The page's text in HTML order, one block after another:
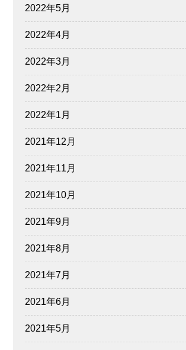
2022年5月
2022年4月
2022年3月
2022年2月
2022年1月
2021年12月
2021年11月
2021年10月
2021年9月
2021年8月
2021年7月
2021年6月
2021年5月